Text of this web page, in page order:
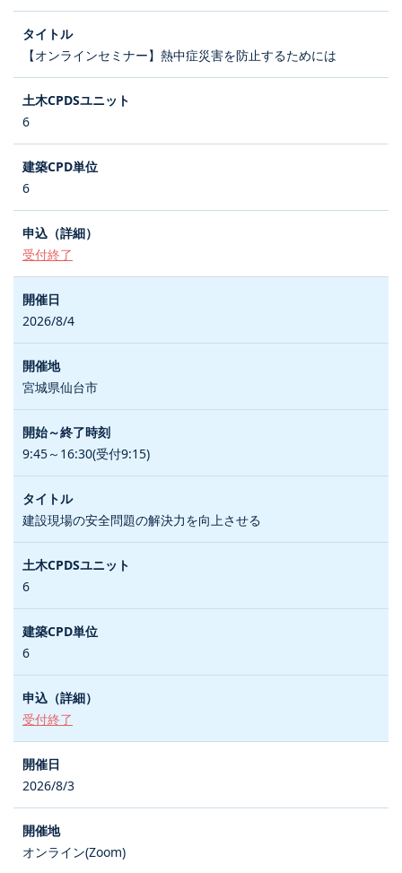
【オンラインセミナー】熱中症災害を防止するためには
6
6
受付終了
2026/8/4
宮城県仙台市
9:45～16:30(受付9:15)
建設現場の安全問題の解決力を向上させる
6
6
受付終了
2026/8/3
オンライン(Zoom)